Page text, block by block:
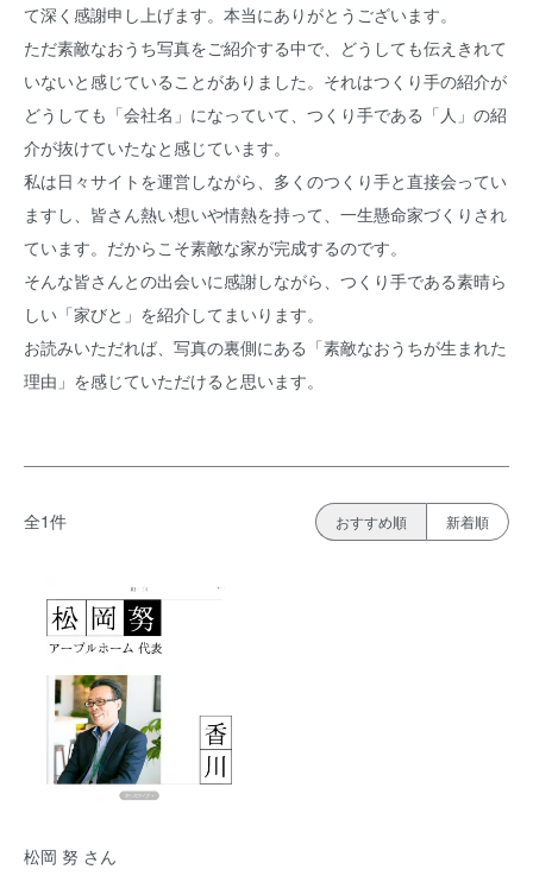
て深く感謝申し上げます。本当にありがとうございます。
ただ素敵なおうち写真をご紹介する中で、どうしても伝えきれて
いないと感じていることがありました。それはつくり手の紹介が
どうしても「会社名」になっていて、つくり手である「人」の紹
介が抜けていたなと感じています。
私は日々サイトを運営しながら、多くのつくり手と直接会ってい
ますし、皆さん熱い想いや情熱を持って、一生懸命家づくりされ
ています。だからこそ素敵な家が完成するのです。
そんな皆さんとの出会いに感謝しながら、つくり手である素晴ら
しい「家びと」を紹介してまいります。
お読みいただれば、写真の裏側にある「素敵なおうちが生まれた
理由」を感じていただけると思います。
全1件 おすすめ順 新着順
松岡 努 さん